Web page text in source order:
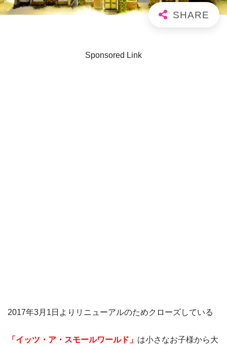
Sponsored Link
2017年3月1日よりリニューアルのためクローズしている
「イッツ・ア・スモールワールド」 は小さなお子様から大